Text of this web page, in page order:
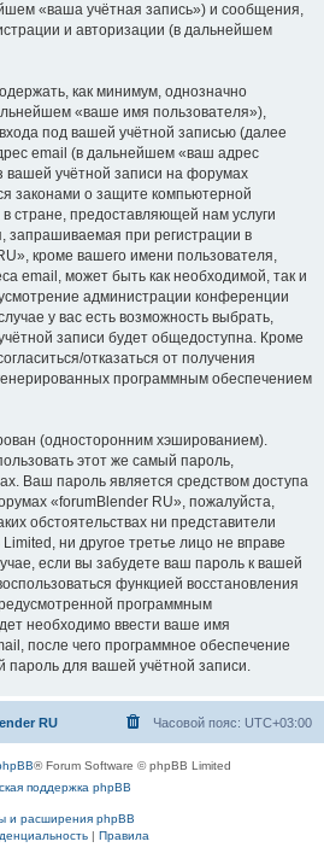
«ваша учётная запись») и сообщения,
и авторизации (в дальнейшем
как минимум, однозначно
«ваше имя пользователя»),
под вашей учётной записью (далее
email (в дальнейшем «ваш адрес
учётной записи на форумах
законами о защите компьютерной
предоставляющей нам услуги
запрашиваемая при регистрации в
кроме вашего имени пользователя,
email, может быть как необходимой, так и
администрации конференции
у вас есть возможность выбрать,
записи будет общедоступна. Кроме
отказаться от получения
программным обеспечением
(односторонним хэшированием).
этот же самый пароль,
Ваш пароль является средством доступа
«forumBlender RU», пожалуйста,
обстоятельствах ни представители
ни другое третье лицо не вправе
если вы забудете ваш пароль к вашей
функцией восстановления
программным
необходимо ввести ваше имя
после чего программное обеспечение
пароль для вашей учётной записи.
RU Часовой пояс: UTC+03:00
® Forum Software © phpBB Limited
поддержка phpBB
и расширения phpBB
| Правила